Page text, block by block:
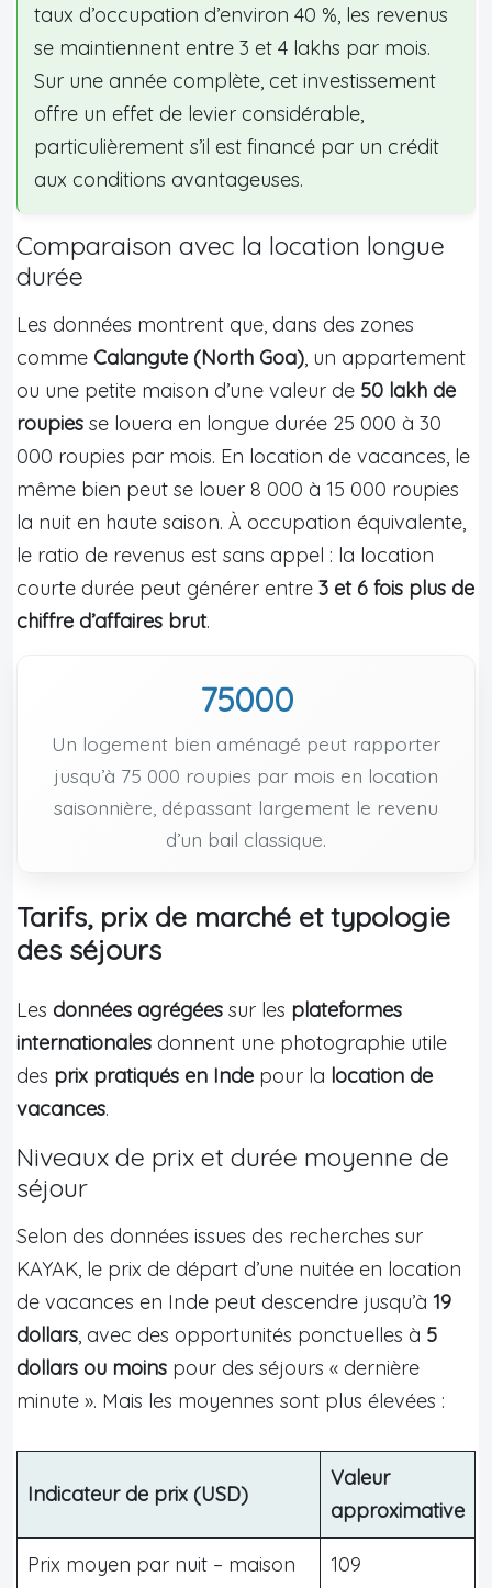
taux d’occupation d’environ 40 %, les revenus
se maintiennent entre 3 et 4 lakhs par mois.
Sur une année complète, cet investissement
offre un effet de levier considérable,
particulièrement s’il est financé par un crédit
aux conditions avantageuses.
Comparaison avec la location longue
durée
Les données montrent que, dans des zones
comme Calangute (North Goa), un appartement
ou une petite maison d’une valeur de 50 lakh de
roupies se louera en longue durée 25 000 à 30
000 roupies par mois. En location de vacances, le
même bien peut se louer 8 000 à 15 000 roupies
la nuit en haute saison. À occupation équivalente,
le ratio de revenus est sans appel : la location
courte durée peut générer entre 3 et 6 fois plus de
chiffre d’affaires brut.
75000
Un logement bien aménagé peut rapporter
jusqu’à 75 000 roupies par mois en location
saisonnière, dépassant largement le revenu
d’un bail classique.
Tarifs, prix de marché et typologie
des séjours
Les données agrégées sur les plateformes
internationales donnent une photographie utile
des prix pratiqués en Inde pour la location de
vacances.
Niveaux de prix et durée moyenne de
séjour
Selon des données issues des recherches sur
KAYAK, le prix de départ d’une nuitée en location
de vacances en Inde peut descendre jusqu’à 19
dollars, avec des opportunités ponctuelles à 5
dollars ou moins pour des séjours « dernière
minute ». Mais les moyennes sont plus élevées :
Indicateur de prix (USD)
Valeur
approximative
Prix moyen par nuit – maison 109